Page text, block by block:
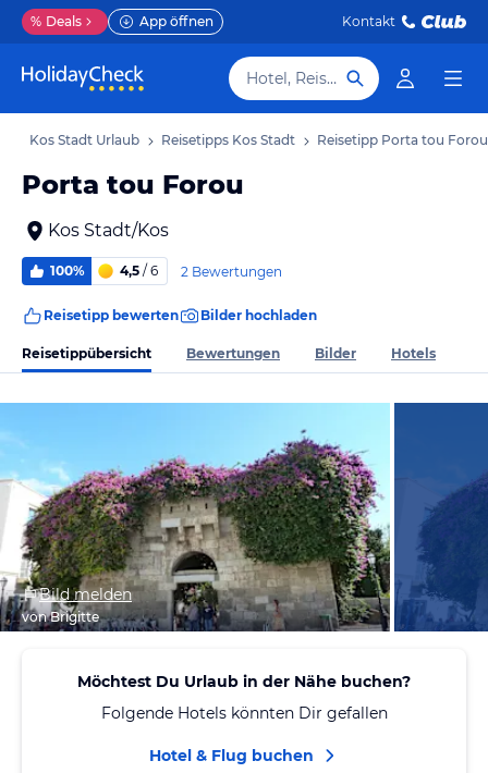
% Deals App öffnen Kontakt
Hotel, Reiseziel
Kos Stadt Urlaub Reisetipps Kos Stadt Reisetipp Porta tou Forou
Porta tou Forou
Kos Stadt/Kos
100% 4,5 / 6 2 Bewertungen
Reisetipp bewerten Bilder hochladen
Reisetippübersicht Bewertungen Bilder Hotels
Bild melden
von Brigitte
Möchtest Du Urlaub in der Nähe buchen?
Folgende Hotels könnten Dir gefallen
Hotel & Flug buchen